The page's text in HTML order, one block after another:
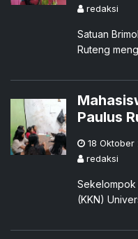
redaksi
Satuan
Ruteng
Korps
Brimob
Paulus
Pagal
18 Oktober
redaksi
Sekelompok
(KKN)